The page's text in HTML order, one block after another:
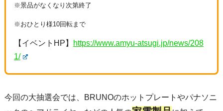
※景品がなくなり次第終了
※おひとり様10回転まで
【イベントHP】
https://www.amyu-atsugi.jp/news/208
1/
今回の大抽選会では、BRUNOのホットプレートやパナソニ